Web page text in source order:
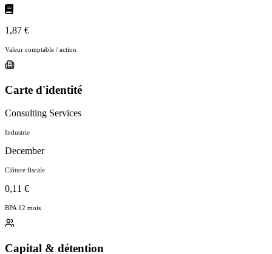
1,87 €
Valeur comptable / action
Carte d'identité
Consulting Services
Industrie
December
Clôture fiscale
0,11 €
BPA 12 mois
Capital & détention